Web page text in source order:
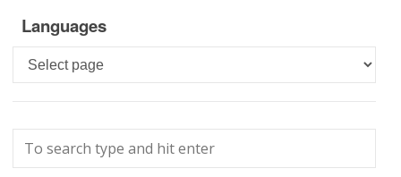
Languages
Languages